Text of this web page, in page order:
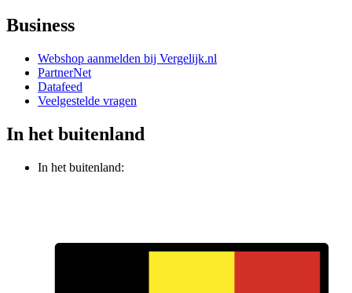
Business
Webshop aanmelden bij Vergelijk.nl
PartnerNet
Datafeed
Veelgestelde vragen
In het buitenland
In het buitenland: